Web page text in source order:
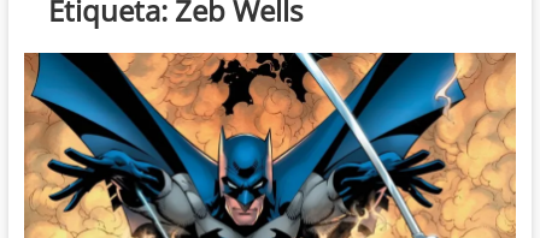
Etiqueta: Zeb Wells